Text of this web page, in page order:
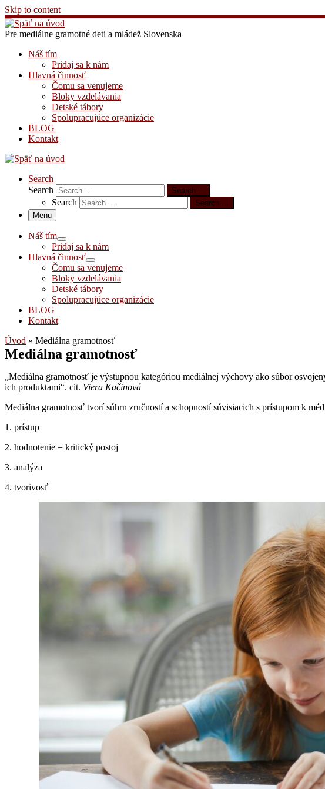
Skip to content
Pre mediálne gramotné deti a mládež Slovenska
Náš tím
Pridaj sa k nám
Hlavná činnosť
Čomu sa venujeme
Bloky vzdelávania
Detské tábory
Spolupracujúce organizácie
BLOG
Kontakt
Search
Search
Search …
Search
Search …
Menu
Náš tím
Pridaj sa k nám
Hlavná činnosť
Čomu sa venujeme
Bloky vzdelávania
Detské tábory
Spolupracujúce organizácie
BLOG
Kontakt
Úvod » Mediálna gramotnosť
Mediálna gramotnosť
„Mediálna gramotnosť je výstupnou kategóriou mediálnej výchovy ako súbor
ich produktami“. cit. Viera Kačinová
Mediálna gramotnosť tvorí súhrn zručností a schopností súvisiacich s prístupom k
1. prístup
2. hodnotenie = kritický postoj
3. analýza
4. tvorivosť